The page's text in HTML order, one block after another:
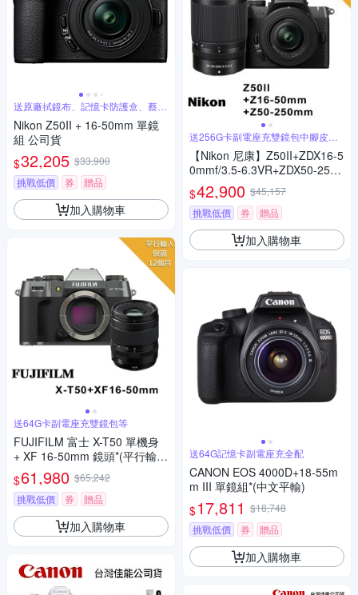
送原廠拭鏡布、記憶卡防護盒、蔡司
清潔組
Nikon Z50II + 16-50mm 單鏡
組 公司貨
$32,205 $33,900
挑戰低價
券 贈品
加入購物車
送64G卡副電座充雙鏡包等
FUJIFILM 富士 X-T50 單機身
+ XF 16-50mm 鏡頭*(平行輸
入)-碳灰色
$61,980 $65,242
挑戰低價
券 贈品
加入購物車
送256G卡副電座充雙鏡包中腳皮帶
等
【Nikon 尼康】Z50II+ZDX16-5
0mmf/3.5-6.3VR+ZDX50-250
mm F/4.5-6.3 VR *(平行輸入)
$42,900 $45,157
挑戰低價
券 贈品
加入購物車
送64G記憶卡副電座充全配
CANON EOS 4000D+18-55m
m III 單鏡組*(中文平輸)
$17,811 $18,748
挑戰低價
券 贈品
加入購物車